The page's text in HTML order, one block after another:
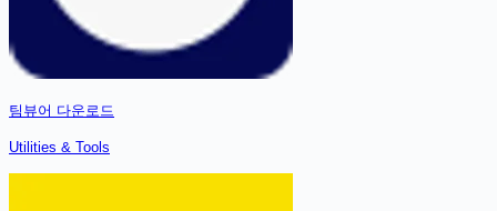
팀뷰어 다운로드
Utilities & Tools